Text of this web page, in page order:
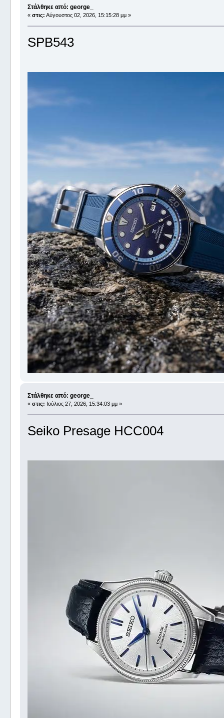
Στάλθηκε από: george_
« στις: Αύγουστος 02, 2026, 15:15:28 μμ »
SPB543
Στάλθηκε από: george_
« στις: Ιούλιος 27, 2026, 15:34:03 μμ »
Seiko Presage HCC004